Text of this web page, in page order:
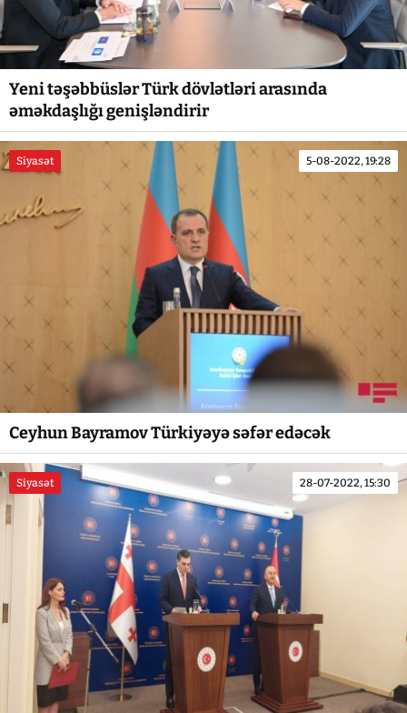
Yeni təşəbbüslər Türk dövlətləri arasında
əməkdaşlığı genişləndirir
Siyasət 5-08-2022, 19:28
Ceyhun Bayramov Türkiyəyə səfər edəcək
Siyasət 28-07-2022, 15:30